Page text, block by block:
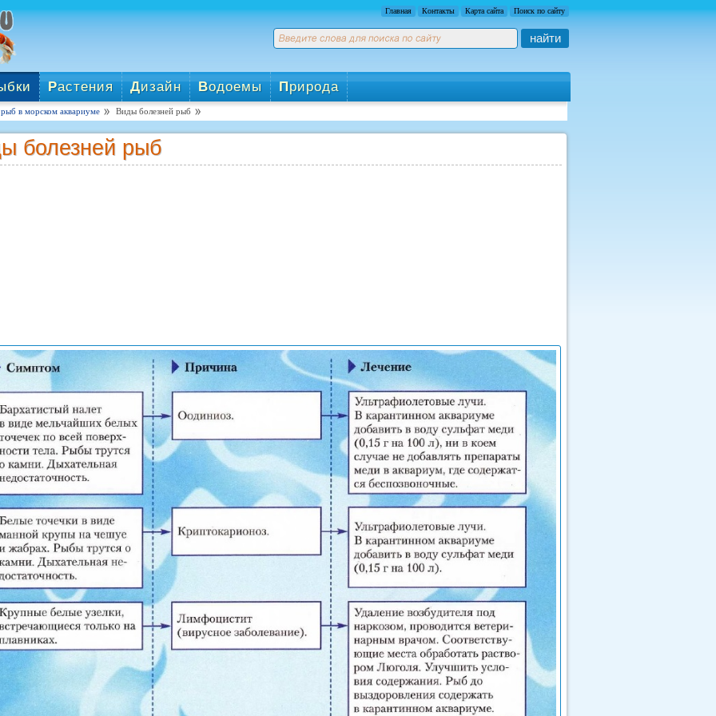
Главная Контакты Карта сайта Поиск по сайту
найти
Растения Дизайн Водоемы Природа
рыб в морском аквариуме Виды болезней рыб
болезней рыб